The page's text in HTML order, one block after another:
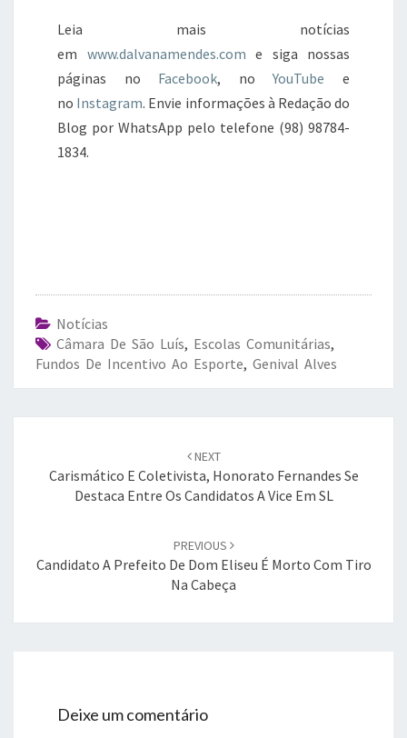
Leia mais notícias
em www.dalvanamendes.com e siga nossas
páginas no Facebook, noYouTube e
no Instagram. Envie informações à Redação do
Blog por WhatsApp pelo telefone (98) 98784-
1834.
Notícias
Câmara De São Luís, Escolas Comunitárias,
Fundos De Incentivo Ao Esporte, Genival Alves
NEXT
Carismático E Coletivista, Honorato Fernandes Se
Destaca Entre Os Candidatos A Vice Em SL
PREVIOUS
Candidato A Prefeito De Dom Eliseu É Morto Com Tiro
Na Cabeça
Deixe um comentário